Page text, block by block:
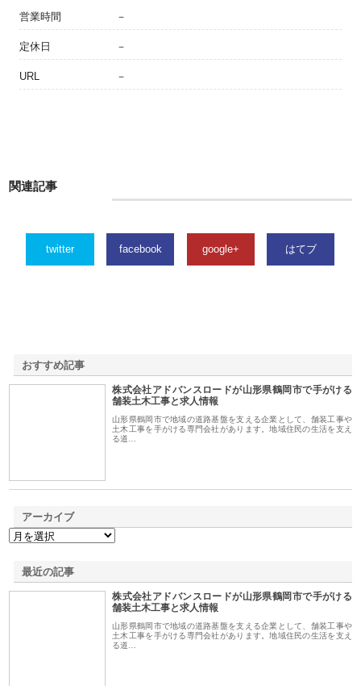
営業時間 －
定休日 －
URL －
関連記事
twitter facebook google+ はてブ
おすすめ記事
株式会社アドバンスロードが山形県鶴岡市で手がける
舗装土木工事と求人情報
山形県鶴岡市で地域の道路基盤を支える企業として、舗装工事や
土木工事を手がける専門会社があります。地域住民の生活を支え
る道…
アーカイブ
最近の記事
株式会社アドバンスロードが山形県鶴岡市で手がける
舗装土木工事と求人情報
山形県鶴岡市で地域の道路基盤を支える企業として、舗装工事や
土木工事を手がける専門会社があります。地域住民の生活を支え
る道…